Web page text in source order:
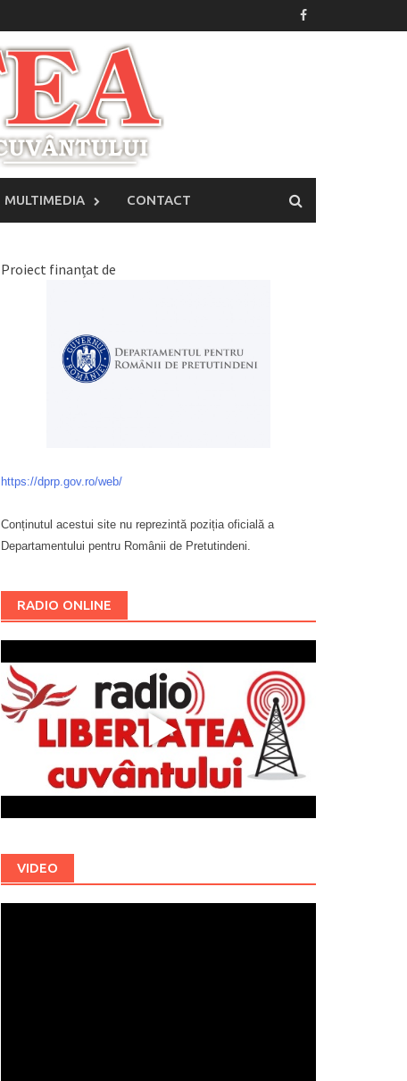
MULTIMEDIA CONTACT
Proiect finanțat de
https://dprp.gov.ro/web/
Conținutul acestui site nu reprezintă poziția oficială a
Departamentului pentru Românii de Pretutindeni.
RADIO ONLINE
VIDEO